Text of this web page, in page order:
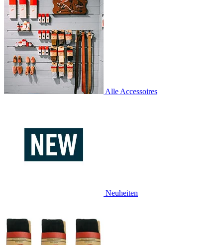
Alle Accessoires
Neuheiten